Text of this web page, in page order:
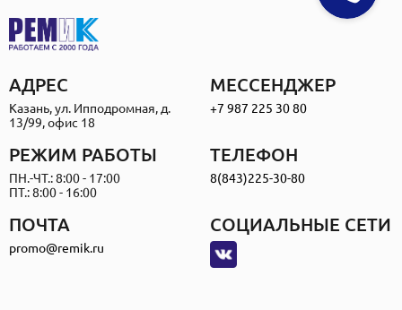
АДРЕС
Казань, ул. Ипподромная, д.
13/99, офис 18
МЕССЕНДЖЕР
+7 987 225 30 80
ПОЧТА
promo@remik.ru
РЕЖИМ РАБОТЫ
ПН.-ЧТ.: 8:00 - 17:00
ПТ.: 8:00 - 16:00
ТЕЛЕФОН
8(843)225-30-80
СОЦИАЛЬНЫЕ СЕТИ